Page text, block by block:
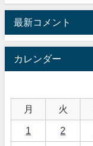
最新コメント
カレンダー
月 火
1 2